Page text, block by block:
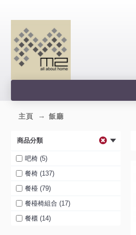
主頁 飯廳
商品分類
吧椅 (5)
餐椅 (137)
餐檯 (79)
餐檯椅組合 (17)
餐櫃 (14)